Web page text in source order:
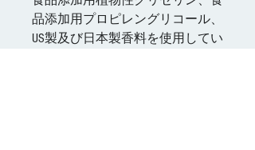
品添加用プロピレングリコール、
US製及び日本製香料を使用してい